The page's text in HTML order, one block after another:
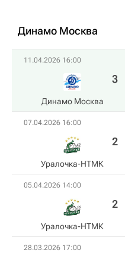
Динамо Москва
11.04.2026 16:00
Динамо Москва
3
07.04.2026 16:00
Уралочка-НТМК
2
05.04.2026 14:00
Уралочка-НТМК
2
28.03.2026 17:00